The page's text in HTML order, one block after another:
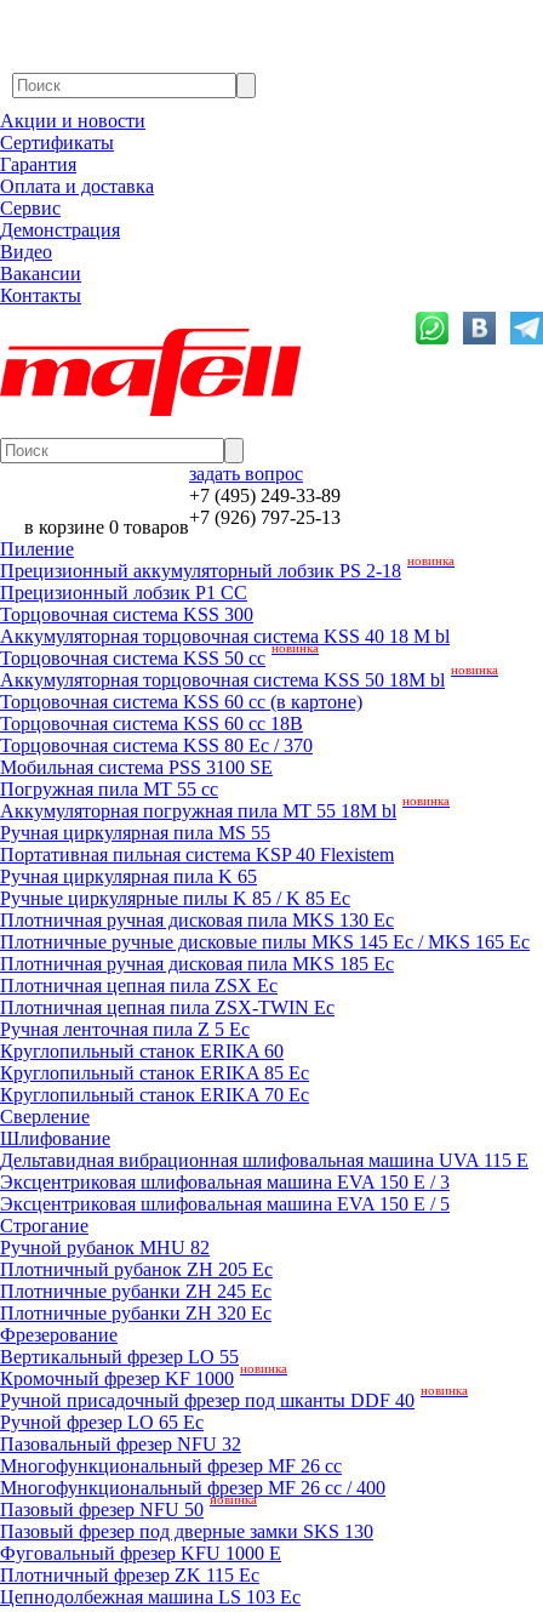
Акции и новости
Сертификаты
Гарантия
Оплата и доставка
Сервис
Демонстрация
Видео
Вакансии
Контакты
в корзине 0 товаров
задать вопрос
+7 (495) 249-33-89
+7 (926) 797-25-13
Пиление
Прецизионный аккумуляторный лобзик PS 2-18 новинка
Прецизионный лобзик P1 CC
Торцовочная система KSS 300
Аккумуляторная торцовочная система KSS 40 18 M bl
Торцовочная система KSS 50 сс новинка
Аккумуляторная торцовочная система KSS 50 18M bl новинка
Торцовочная система KSS 60 cc (в картоне)
Торцовочная система KSS 60 cc 18В
Торцовочная система KSS 80 Ec / 370
Мобильная система PSS 3100 SE
Погружная пила MT 55 cc
Аккумуляторная погружная пила MT 55 18M bl новинка
Ручная циркулярная пила MS 55
Портативная пильная система KSP 40 Flexistem
Ручная циркулярная пила K 65
Ручные циркулярные пилы K 85 / K 85 Ec
Плотничная ручная дисковая пила MKS 130 Ec
Плотничные ручные дисковые пилы MKS 145 Ec / MKS 165 Ec
Плотничная ручная дисковая пила MKS 185 Ec
Плотничная цепная пила ZSX Ec
Плотничная цепная пила ZSX-TWIN Ec
Ручная ленточная пила Z 5 Ec
Круглопильный станок ERIKA 60
Круглопильный станок ERIKA 85 Ec
Круглопильный станок ERIKA 70 Ec
Сверление
Шлифование
Дельтавидная вибрационная шлифовальная машина UVA 115 E
Эксцентриковая шлифовальная машина EVA 150 E / 3
Эксцентриковая шлифовальная машина EVA 150 E / 5
Строгание
Ручной рубанок MHU 82
Плотничный рубанок ZH 205 Ec
Плотничные рубанки ZH 245 Ec
Плотничные рубанки ZH 320 Ec
Фрезерование
Вертикальный фрезер LO 55
Кромочный фрезер KF 1000 новинка
Ручной присадочный фрезер под шканты DDF 40 новинка
Ручной фрезер LO 65 Ec
Пазовальный фрезер NFU 32
Mногофункциональный фрезер MF 26 cc
Mногофункциональный фрезер MF 26 cc / 400
Пазовый фрезер NFU 50 новинка
Пазовый фрезер под дверные замки SKS 130
Фуговальный фрезер KFU 1000 E
Плотничный фрезер ZK 115 Ec
Цепнодолбежная машина LS 103 Ec